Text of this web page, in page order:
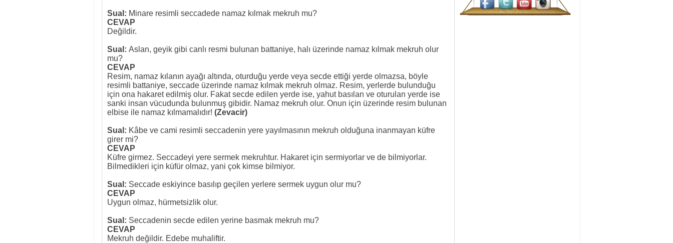
Sual: Minare resimli seccadede namaz kılmak mekruh mu?
CEVAP
Değildir.
Sual: Aslan, geyik gibi canlı resmi bulunan battaniye, halı üzerinde namaz kılmak mekruh olur
mu?
CEVAP
Resim, namaz kılanın ayağı altında, oturduğu yerde veya secde ettiği yerde olmazsa, böyle
resimli battaniye, seccade üzerinde namaz kılmak mekruh olmaz. Resim, yerlerde bulunduğu
için ona hakaret edilmiş olur. Fakat secde edilen yerde ise, yahut basılan ve oturulan yerde ise
sanki insan vücudunda bulunmuş gibidir. Namaz mekruh olur. Onun için üzerinde resim bulunan
elbise ile namaz kılmamalıdır! (Zevacir)
Sual: Kâbe ve cami resimli seccadenin yere yayılmasının mekruh olduğuna inanmayan küfre
girer mi?
CEVAP
Küfre girmez. Seccadeyi yere sermek mekruhtur. Hakaret için sermiyorlar ve de bilmiyorlar.
Bilmedikleri için küfür olmaz, yani çok kimse bilmiyor.
Sual: Seccade eskiyince basılıp geçilen yerlere sermek uygun olur mu?
CEVAP
Uygun olmaz, hürmetsizlik olur.
Sual: Seccadenin secde edilen yerine basmak mekruh mu?
CEVAP
Mekruh değildir. Edebe muhaliftir.